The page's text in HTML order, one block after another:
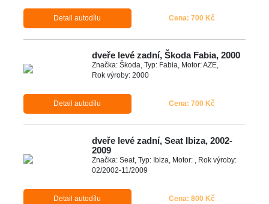
Detail autodílu Cena: 700 Kč
dveře levé zadní, Škoda Fabia, 2000
Značka: Škoda, Typ: Fabia, Motor: AZE,
Rok výroby: 2000
Detail autodílu Cena: 700 Kč
dveře levé zadní, Seat Ibiza, 2002-
2009
Značka: Seat, Typ: Ibiza, Motor: , Rok výroby:
02/2002-11/2009
Detail autodílu Cena: 800 Kč